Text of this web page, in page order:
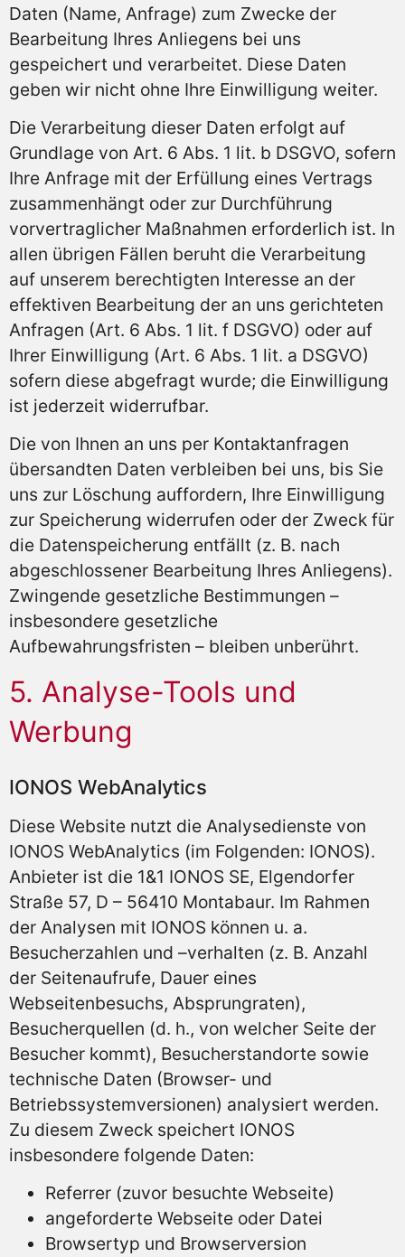
Daten (Name, Anfrage) zum Zwecke der
Bearbeitung Ihres Anliegens bei uns
gespeichert und verarbeitet. Diese Daten
geben wir nicht ohne Ihre Einwilligung weiter.
Die Verarbeitung dieser Daten erfolgt auf
Grundlage von Art. 6 Abs. 1 lit. b DSGVO, sofern
Ihre Anfrage mit der Erfüllung eines Vertrags
zusammenhängt oder zur Durchführung
vorvertraglicher Maßnahmen erforderlich ist. In
allen übrigen Fällen beruht die Verarbeitung
auf unserem berechtigten Interesse an der
effektiven Bearbeitung der an uns gerichteten
Anfragen (Art. 6 Abs. 1 lit. f DSGVO) oder auf
Ihrer Einwilligung (Art. 6 Abs. 1 lit. a DSGVO)
sofern diese abgefragt wurde; die Einwilligung
ist jederzeit widerrufbar.
Die von Ihnen an uns per Kontaktanfragen
übersandten Daten verbleiben bei uns, bis Sie
uns zur Löschung auffordern, Ihre Einwilligung
zur Speicherung widerrufen oder der Zweck für
die Datenspeicherung entfällt (z. B. nach
abgeschlossener Bearbeitung Ihres Anliegens).
Zwingende gesetzliche Bestimmungen –
insbesondere gesetzliche
Aufbewahrungsfristen – bleiben unberührt.
5. Analyse-Tools und
Werbung
IONOS WebAnalytics
Diese Website nutzt die Analysedienste von
IONOS WebAnalytics (im Folgenden: IONOS).
Anbieter ist die 1&1 IONOS SE, Elgendorfer
Straße 57, D – 56410 Montabaur. Im Rahmen
der Analysen mit IONOS können u. a.
Besucherzahlen und –verhalten (z. B. Anzahl
der Seitenaufrufe, Dauer eines
Webseitenbesuchs, Absprungraten),
Besucherquellen (d. h., von welcher Seite der
Besucher kommt), Besucherstandorte sowie
technische Daten (Browser- und
Betriebssystemversionen) analysiert werden.
Zu diesem Zweck speichert IONOS
insbesondere folgende Daten:
Referrer (zuvor besuchte Webseite)
angeforderte Webseite oder Datei
Browsertyp und Browserversion